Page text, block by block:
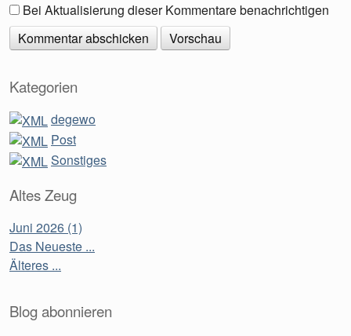
Bei Aktualisierung dieser Kommentare benachrichtigen
Kategorien
degewo
Post
Sonstiges
Altes Zeug
Juni 2026 (1)
Das Neueste ...
Älteres ...
Blog abonnieren